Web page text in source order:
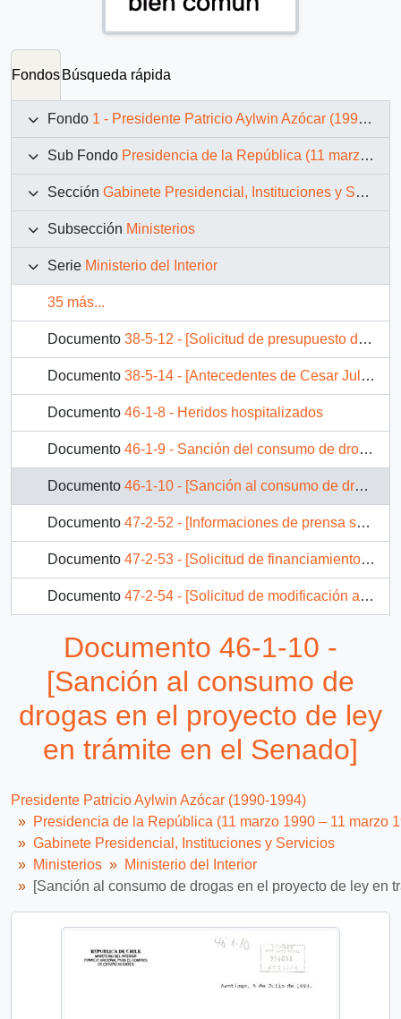
Fondos Búsqueda rápida
Fondo 1 - Presidente Patricio Aylwin Azócar (1990-1994)
Sub Fondo Presidencia de la República (11 marzo 1990 – 11 marzo 1994)
Sección Gabinete Presidencial, Instituciones y Servicios
Subsección Ministerios
Serie Ministerio del Interior
35 más...
Documento 38-5-12 - [Solicitud de presupuesto de Radinhranat Quinteros]
Documento 38-5-14 - [Antecedentes de Cesar Julio Juarez Bravo detenido por asociación ilícita]
Documento 46-1-8 - Heridos hospitalizados
Documento 46-1-9 - Sanción del consumo de drogas en el proyecto de ley sobre trafico ilícito de estupefacientes en tramite en el senado
Documento 46-1-10 - [Sanción al consumo de drogas en el proyecto de ley en trámite en el Senado]
Documento 47-2-52 - [Informaciones de prensa sobre el impasse entre ESVAL y el Municipio de Valparaíso]
Documento 47-2-53 - [Solicitud de financiamiento del Gobernador provincial de Ñuble]
Documento 47-2-54 - [Solicitud de modificación a la división política y administrativa en la Región de la Araucanía y Aysén]
390 más...
Documento 46-1-10 -
[Sanción al consumo de
drogas en el proyecto de ley
en trámite en el Senado]
Presidente Patricio Aylwin Azócar (1990-1994)
Presidencia de la República (11 marzo 1990 – 11 marzo
Gabinete Presidencial, Instituciones y Servicios
Ministerios
Ministerio del Interior
[Sanción al consumo de drogas en el proyecto de ley en